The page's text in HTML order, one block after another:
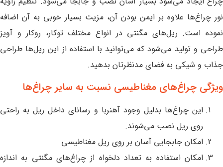
نور چراغ‌ها علاوه بر ایمن بودن آن، مزیت بسیار خوبی به آن اضافه
نموده است. ریل‌های مگنتی در انواع مختلف توکار، روکار و آویز
طراحی و تولید می‌شود که می‌توانید با استفاده از این ریل‌ها طراحی
جذاب و شیکی به فضای مدنظرتان بدهید.
ویژگی چراغ‌های مغناطیسی نسبت به سایر چراغ‌ها
این چراغ‌ها بدلیل وجود آهنربا و رسانای داخل ریل به راحتی
روی ریل نصب می‌شوند.
امکان جابجایی آسان بر روی ریل مغناطیسی
امکان استفاده به تعداد دلخواه از چراغ‌های مگنتی به اندازه